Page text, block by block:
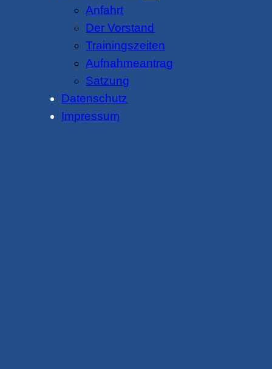
Anfahrt
Der Vorstand
Trainingszeiten
Aufnahmeantrag
Satzung
Datenschutz
Impressum